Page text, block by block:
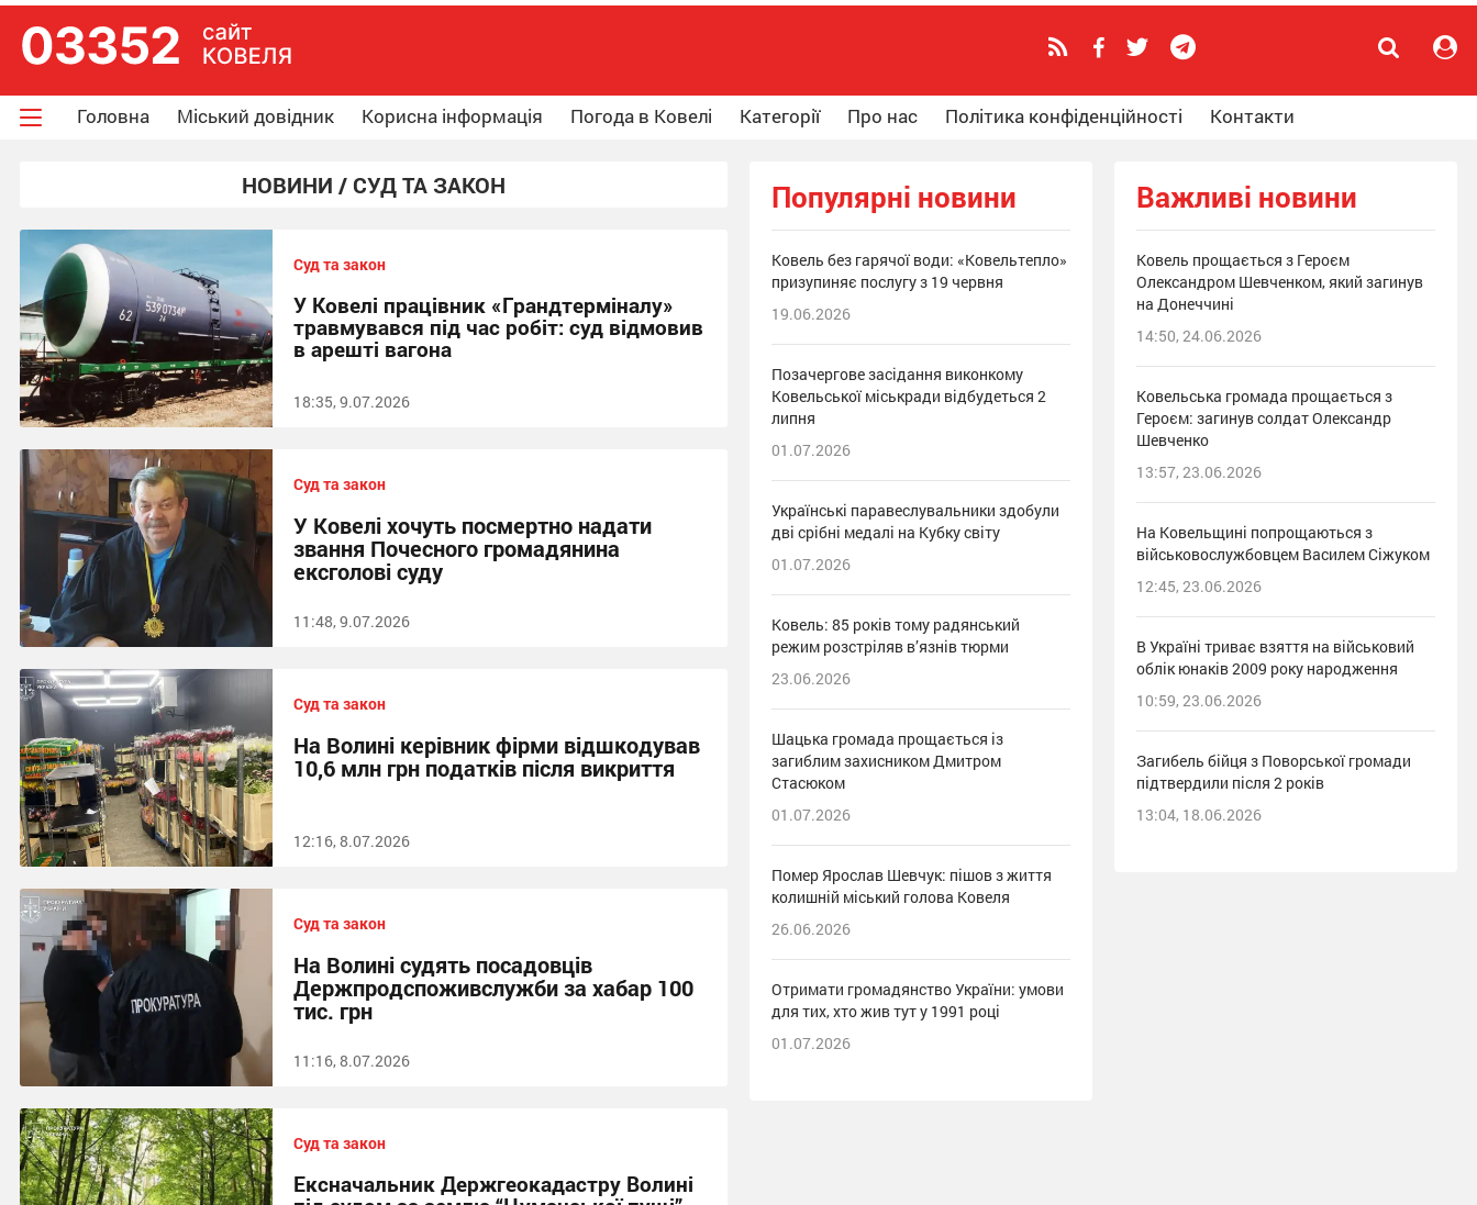
Головна Міський довідник Корисна інформація Погода в Ковелі Категорії Про нас Політика конфіденційності Контакти
НОВИНИ / СУД ТА ЗАКОН
Суд та закон
У Ковелі працівник «Грандтерміналу»
травмувався під час робіт: суд відмовив
в арешті вагона
18:35, 9.07.2026
Суд та закон
У Ковелі хочуть посмертно надати
звання Почесного громадянина
ексголові суду
11:48, 9.07.2026
Суд та закон
На Волині керівник фірми відшкодував
10,6 млн грн податків після викриття
12:16, 8.07.2026
Суд та закон
На Волині судять посадовців
Держпродспоживслужби за хабар 100
тис. грн
11:16, 8.07.2026
Суд та закон
Ексначальник Держгеокадастру Волині
Популярні новини
Ковель без гарячої води: «Ковельтепло»
призупиняє послугу з 19 червня
19.06.2026
Позачергове засідання виконкому
Ковельської міськради відбудеться 2
липня
01.07.2026
Українські паравеслувальники здобули
дві срібні медалі на Кубку світу
01.07.2026
Ковель: 85 років тому радянський
режим розстріляв в’язнів тюрми
23.06.2026
Шацька громада прощається із
загиблим захисником Дмитром
Стасюком
01.07.2026
Помер Ярослав Шевчук: пішов з життя
колишній міський голова Ковеля
26.06.2026
Отримати громадянство України: умови
для тих, хто жив тут у 1991 році
01.07.2026
Важливі новини
Ковель прощається з Героєм
Олександром Шевченком, який загинув
на Донеччині
14:50, 24.06.2026
Ковельська громада прощається з
Героєм: загинув солдат Олександр
Шевченко
13:57, 23.06.2026
На Ковельщині попрощаються з
військовослужбовцем Василем Сіжуком
12:45, 23.06.2026
В Україні триває взяття на військовий
облік юнаків 2009 року народження
10:59, 23.06.2026
Загибель бійця з Поворської громади
підтвердили після 2 років
13:04, 18.06.2026